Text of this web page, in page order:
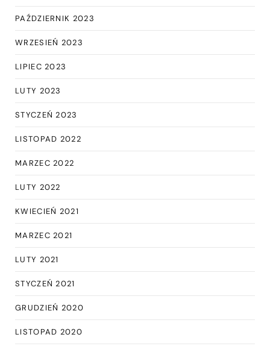
PAŹDZIERNIK 2023
WRZESIEŃ 2023
LIPIEC 2023
LUTY 2023
STYCZEŃ 2023
LISTOPAD 2022
MARZEC 2022
LUTY 2022
KWIECIEŃ 2021
MARZEC 2021
LUTY 2021
STYCZEŃ 2021
GRUDZIEŃ 2020
LISTOPAD 2020